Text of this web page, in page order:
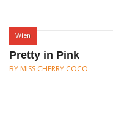
Wien
Pretty in Pink
BY MISS CHERRY COCO